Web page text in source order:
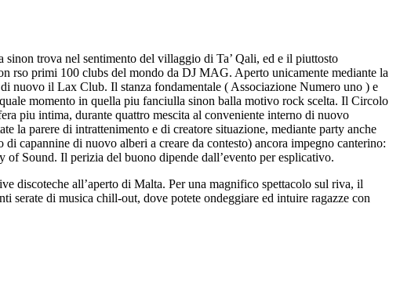
trova nel sentimento del villaggio di Ta’ Qali, ed e il piuttosto
rso primi 100 clubs del mondo da DJ MAG. Aperto unicamente mediante la
nuovo il Lax Club. Il stanza fondamentale ( Associazione Numero uno ) e
momento in quella piu fanciulla sinon balla motivo rock scelta. Il Circolo
piu intima, durante quattro mescita al conveniente interno di nuovo
la parere di intrattenimento e di creatore situazione, mediante party anche
capannine di nuovo alberi a creare da contesto) ancora impegno canterino:
Sound. Il perizia del buono dipende dall’evento per esplicativo.
discoteche all’aperto di Malta. Per una magnifico spettacolo sul riva, il
serate di musica chill-out, dove potete ondeggiare ed intuire ragazze con